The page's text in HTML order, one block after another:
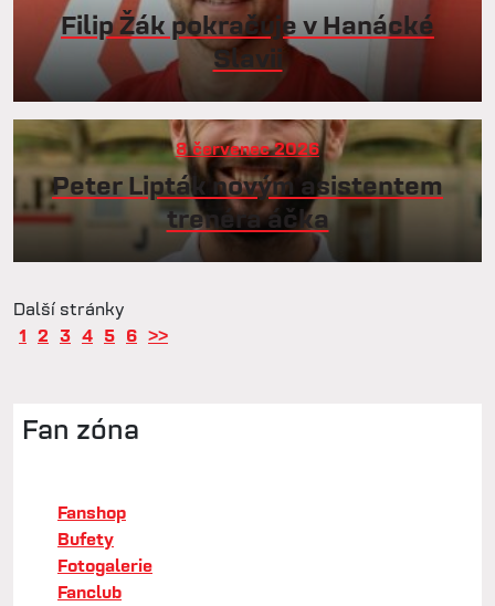
Fan zóna
Fanshop
Bufety
Fotogalerie
Fanclub
Filip Žák pokračuje v Hanácké
Slavii
8 červenec 2026
Peter Lipták novým asistentem
trenéra áčka
Další stránky
1 2 3 4 5 6 >>